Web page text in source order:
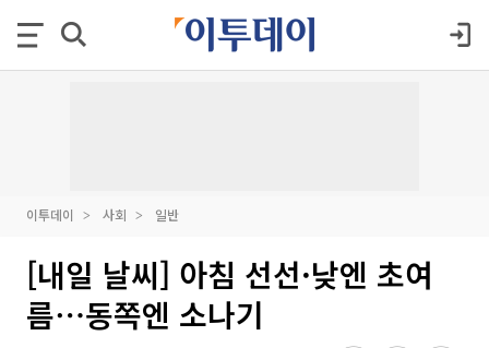
이투데이 사회 일반
[내일 날씨] 아침 선선·낮엔 초여
름⋯동쪽엔 소나기